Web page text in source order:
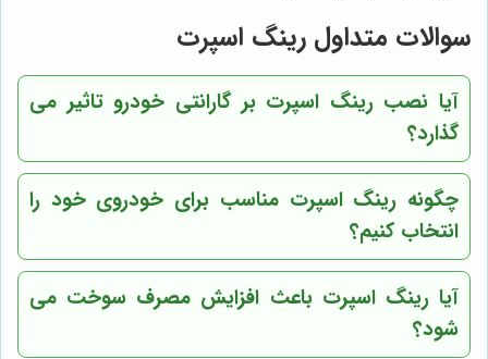
سوالات متداول رینگ اسپرت
آیا نصب رینگ اسپرت بر گارانتی خودرو تاثیر می
گذارد؟
چگونه رینگ اسپرت مناسب برای خودروی خود را
انتخاب کنیم؟
آیا رینگ اسپرت باعث افزایش مصرف سوخت می
شود؟